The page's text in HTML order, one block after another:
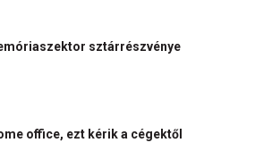
sztárrészvénye
office, ezt kérik a cégektől